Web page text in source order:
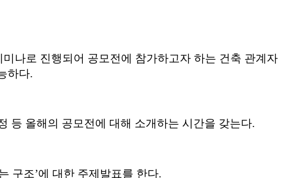
나로 진행되어 공모전에 참가하고자 하는 건축 관계자
하다.
등 올해의 공모전에 대해 소개하는 시간을 갖는다.
구조’에 대한 주제발표를 한다.